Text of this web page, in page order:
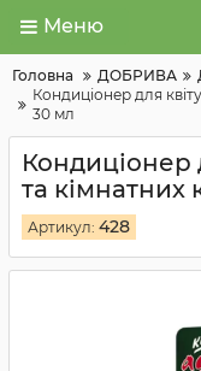
Меню
Головна ДОБРИВА
Кондиціонер для
30 мл
Кондиціонер
та кімнатних
Артикул: 428